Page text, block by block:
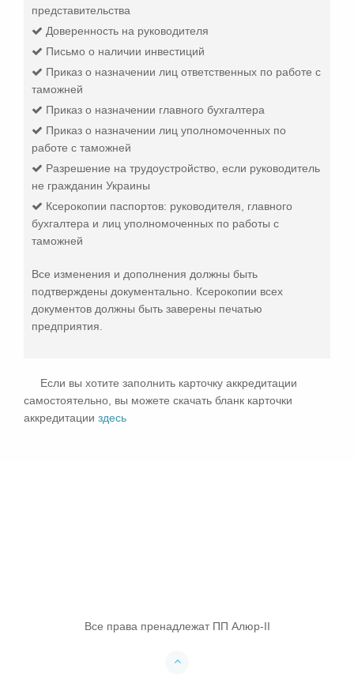
представительства
Доверенность на руководителя
Письмо о наличии инвестиций
Приказ о назначении лиц ответственных по работе с
таможней
Приказ о назначении главного бухгалтера
Приказ о назначении лиц уполномоченных по
работе с таможней
Разрешение на трудоустройство, если руководитель
не гражданин Украины
Ксерокопии паспортов: руководителя, главного
бухгалтера и лиц уполномоченных по работы с
таможней
Все изменения и дополнения должны быть
подтверждены документально. Ксерокопии всех
документов должны быть заверены печатью
предприятия.
Если вы хотите заполнить карточку аккредитации
самостоятельно, вы можете скачать бланк карточки
аккредитации здесь
Все права пренадлежат ПП Алюр-ІІ